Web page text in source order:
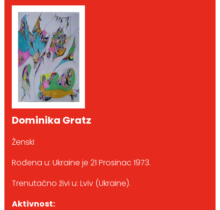
Dominika Gratz
Ženski
Rođena u: Ukraine je 21 Prosinac 1973.
Trenutačno živi u: Lviv (Ukraine).
Aktivnost: